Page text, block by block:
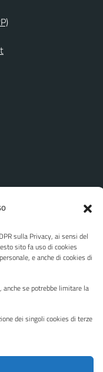
sulla Privacy, ai sensi del
sito fa uso di cookies
e anche di cookies di
anche se potrebbe limitare la
dei singoli cookies di terze